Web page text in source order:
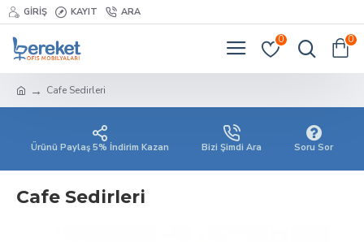
GIRIŞ KAYIT ARA
0 0
Cafe Sedirleri
Ürünü Paylaş 5% İndirim Kazan Bizi Şimdi Ara Soru Sor
Cafe Sedirleri